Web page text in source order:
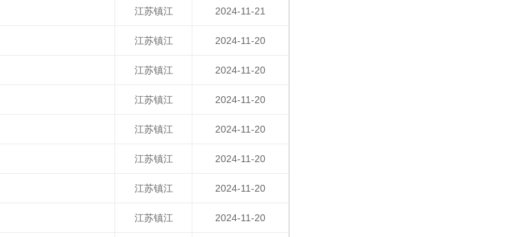
江苏镇江 2024-11-21
江苏镇江 2024-11-20
江苏镇江 2024-11-20
江苏镇江 2024-11-20
江苏镇江 2024-11-20
江苏镇江 2024-11-20
江苏镇江 2024-11-20
江苏镇江 2024-11-20